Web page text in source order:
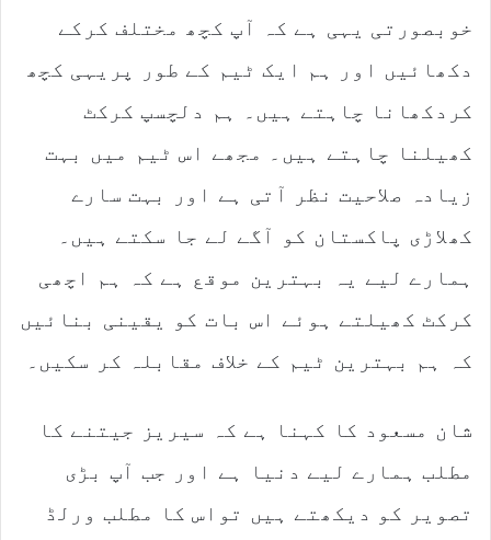
خوبصورتی یہی ہے کہ آپ کچھ مختلف کرکے
دکھائیں اور ہم ایک ٹیم کے طور پریہی کچھ
کردکھانا چاہتے ہیں۔ ہم دلچسپ کرکٹ
کھیلنا چاہتے ہیں۔ مجھے اس ٹیم میں بہت
زیادہ صلاحیت نظر آتی ہے اور بہت سارے
کھلاڑی پاکستان کو آگے لے جا سکتے ہیں۔
ہمارے لیے یہ بہترین موقع ہے کہ ہم اچھی
کرکٹ کھیلتے ہوئے اس بات کو یقینی بنائیں
کہ ہم بہترین ٹیم کے خلاف مقابلہ کر سکیں۔
شان مسعود کا کہنا ہے کہ سیریز جیتنے کا
مطلب ہمارے لیے دنیا ہے اور جب آپ بڑی
تصویر کو دیکھتے ہیں تواس کا مطلب ورلڈ